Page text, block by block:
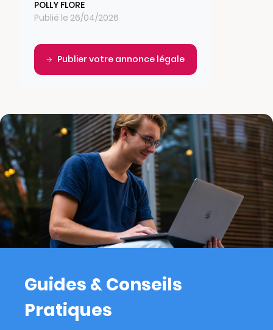
POLLY FLORE
Publié le 26/04/2026
Publier votre annonce légale
Guides & Conseils
Pratiques